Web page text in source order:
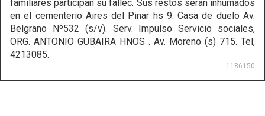
familiares participan su fallec. Sus restos serán inhumados
en el cementerio Aires del Pinar hs 9. Casa de duelo Av.
Belgrano Nº532 (s/v). Serv. Impulso Servicio sociales,
ORG. ANTONIO GUBAIRA HNOS . Av. Moreno (s) 715. Tel,
4213085.
1186150